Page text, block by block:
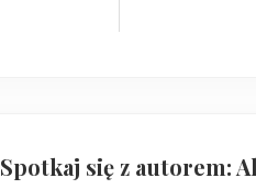
Spotkaj się z autorem: